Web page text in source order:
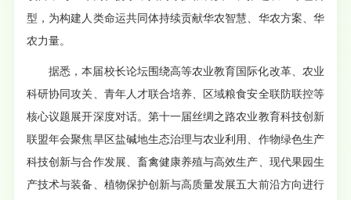
型，为构建人类命运共同体持续贡献华农智慧、华农方案、华
农力量。
据悉，本届校长论坛围绕高等农业教育国际化改革、农业
科研协同攻关、青年人才联合培养、区域粮食安全联防联控等
核心议题展开深度对话。第十一届丝绸之路农业教育科技创新
联盟年会聚焦旱区盐碱地生态治理与农业利用、作物绿色生产
科技创新与合作发展、畜禽健康养殖与高效生产、现代果园生
产技术与装备、植物保护创新与高质量发展五大前沿方向进行